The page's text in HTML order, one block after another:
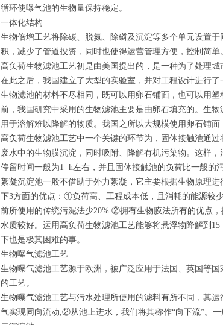
循环使曝气池的生物量保持稳定。
一体化结构
生物倍增工艺将除碳、脱氮、除磷及沉淀等多个单元设置
积，减少了管道投资，同时也使得运营管理方便，控制简
高负荷生物滤池工艺初是由美国提出的，是一种为了处理
在此之后，我国建立了大型的实验室，并对工程设计进行了
生物滤池的材料不尽相同，既可以用卵石铺面，也可以用
前，我国研究中采用的生物滤池主要是由卵石填充的。生
用于溶解难以降解的物质。我国之所以大规模使用卵石铺面
高负荷生物滤池工艺中一个关键的环节为，固体接触池通
废水中的生物膜沉淀，同时吸附、降解有机污染物。这样
停留时间一般为1 h左右，并且固体接触池的负荷比一般的
絮凝沉淀池一般不借助于外力絮凝，它主要根据生物原理
下3方面的优点：①负荷高、工程成本低，且消耗的能源较
前所使用的传统污泥法少20%.②拥有生物膜法所有的优点
水质较好。运用高负荷生物滤池工艺能够将悬浮物降解到
下也是极其困难的事。
生物曝气滤池工艺
生物曝气滤池工艺源于欧洲，被广泛应用于法国、英国等
的工艺。
生物曝气滤池工艺与污水处理所使用的滤料有所不同，其
气实现同向流动;②从池上进水，我们将其称作“向下流”。